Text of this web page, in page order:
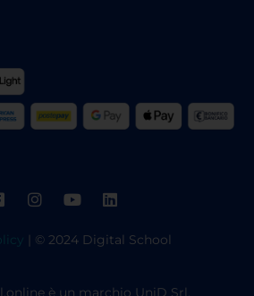
| © 2024 Digital School
è un marchio UniD Srl,